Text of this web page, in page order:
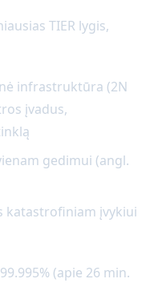
TIER lygis,
infrastruktūra (2N
įvadus,
gedimui (angl.
katastrofiniam įvykiui
(apie 26 min.